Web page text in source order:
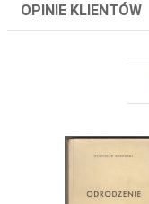
OPINIE KLIENTÓW